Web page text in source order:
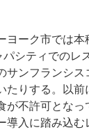
ヨーク市では本
シティでのレ
サンフランシス
りする。
以前
が不許可となっ
導入に踏み込む